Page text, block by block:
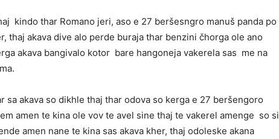
kindo thar Romano jeri, aso e 27 beršesngro manuš panda po
thaj akava dive alo perde buraja thar benzini čhorga ole ano
akava bangivalo kotor bare hangoneja vakerela sas me na
sa akava so dikhle thaj thar odova so kerga e 27 beršengoro
amen te kina ole vov te avel sine thaj te vakerel amenge so si
amen nane te kina sas akava kher, thaj odoleske akana